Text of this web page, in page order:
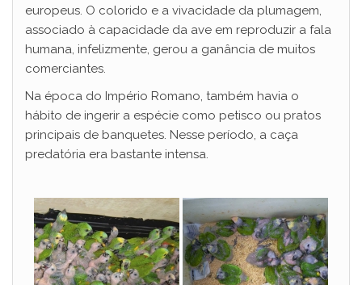
europeus. O colorido e a vivacidade da plumagem,
associado à capacidade da ave em reproduzir a fala
humana, infelizmente, gerou a ganância de muitos
comerciantes.
Na época do Império Romano, também havia o
hábito de ingerir a espécie como petisco ou pratos
principais de banquetes. Nesse período, a caça
predatória era bastante intensa.